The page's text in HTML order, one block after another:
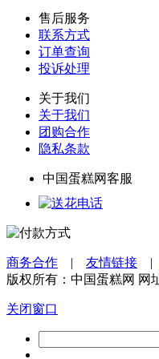
售后服务
联系方式
订单查询
投诉处理
关于我们
关于我们
团购合作
隐私条款
中国蛋糕网客服
商务合作 | 友情链接 |
版权所有：中国蛋糕网 网
关闭窗口